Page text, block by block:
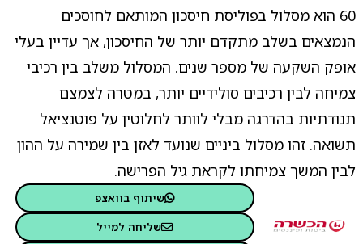
60 הוא מסלול בפוליסת חיסכון המותאם לחוסכים
הנמצאים בשלב מתקדם יותר של החיסכון, אך עדיין בעלי
אופק השקעה של מספר שנים. המסלול משלב בין רכיבי
צמיחה לבין רכיבים סולידיים יותר, במטרה לצמצם
תנודתיות בהדרגה מבלי לוותר לחלוטין על פוטנציאל
תשואה. זהו מסלול ביניים שנועד לאזן בין שמירה על ההון
לבין המשך צמיחתו לקראת גיל הפרישה.
שיתוף בוואצפ
שליחה למייל